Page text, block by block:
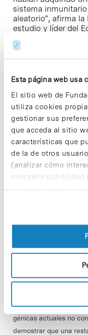
Esta página web usa
El sitio web de
utiliza cookies
gestionar sus
que acceda al sitio
características que
de la de otros
(analizar cómo
mostrarle publicidad
elaborado a partir
información sobre
la Política de
sistema
aleatorio”, afirma la
estudio y líder del
del CNAG
Este fenómeno se
T de la sangre
surgieron estas
corrigieron los
restauró
contra el virus y
paciente”, explica la
investigadora
Inmunología
fenómeno ya se
otros errores
somática observada
pequeña proporción
respuesta inmunitaria
significativo. Este
terapia génica para
génicas actuales no
demostrar que una